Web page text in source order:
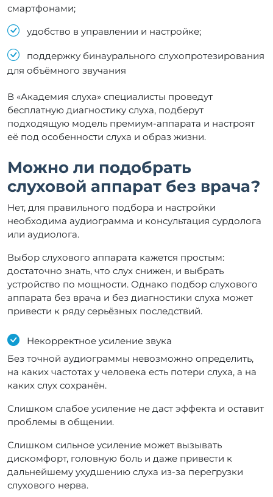
смартфонами;
удобство в управлении и настройке;
поддержку бинаурального слухопротезирования
для объёмного звучания
В «Академия слуха» специалисты проведут
бесплатную диагностику слуха, подберут
подходящую модель премиум-аппарата и настроят
её под особенности слуха и образ жизни.
Можно ли подобрать
слуховой аппарат без врача?
Нет, для правильного подбора и настройки
необходима аудиограмма и консультация сурдолога
или аудиолога.
Выбор слухового аппарата кажется простым:
достаточно знать, что слух снижен, и выбрать
устройство по мощности. Однако подбор слухового
аппарата без врача и без диагностики слуха может
привести к ряду серьёзных последствий.
Некорректное усиление звука
Без точной аудиограммы невозможно определить,
на каких частотах у человека есть потери слуха, а на
каких слух сохранён.
Слишком слабое усиление не даст эффекта и оставит
проблемы в общении.
Слишком сильное усиление может вызывать
дискомфорт, головную боль и даже привести к
дальнейшему ухудшению слуха из-за перегрузки
слухового нерва.